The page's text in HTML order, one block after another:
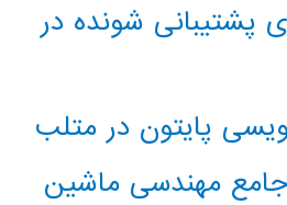
پشتیبانی شونده در
پایتون در متلب
مهندسی ماشین